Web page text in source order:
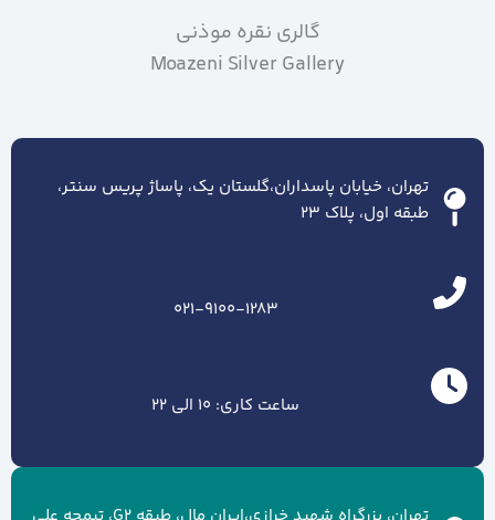
گالری نقره موذنی
Moazeni Silver Gallery
تهران، خیابان پاسداران،گلستان یک، پاساژ پریس سنتر،
طبقه اول، پلاک ۲۳
021-9100-1283
ساعت کاری: 10 الی 22